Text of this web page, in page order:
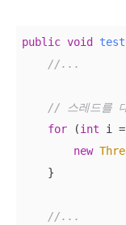
public void
//...
// 스레드를
for (int i =
new
    }
//...